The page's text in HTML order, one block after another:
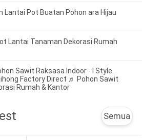
Lantai Pot Buatan Pohon ara Hijau
Lantai Tanaman Dekorasi Rumah
Sawit Raksasa Indoor - I Style
Factory Direct ♬ Pohon Sawit
Rumah & Kantor
Semua